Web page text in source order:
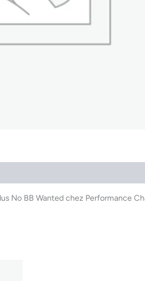
No BB Wanted chez Performance